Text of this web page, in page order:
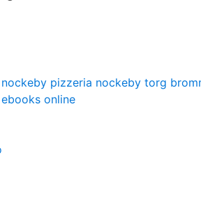
nockeby pizzeria nockeby torg
ebooks online